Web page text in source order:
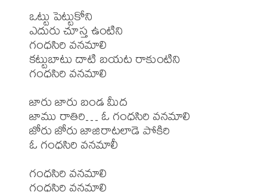
ఒట్టు పెట్టుకోని
ఎదురు చూస్త ఉంటిని
గంధసిరి వనమాలి
కట్టుబాటు దాటి బయట రాకుంటిని
గంధసిరి వనమాలి
జారు జారు బండ మీద
జాము రాతిరి… ఓ గంధసిరి వనమాలి
జోరు జోరు జాజిరాటలాడె పోకిరి
ఓ గంధసిరి వనమాలీ
గంధసిరి వనమాలి
గంధసిరి వనమాలి